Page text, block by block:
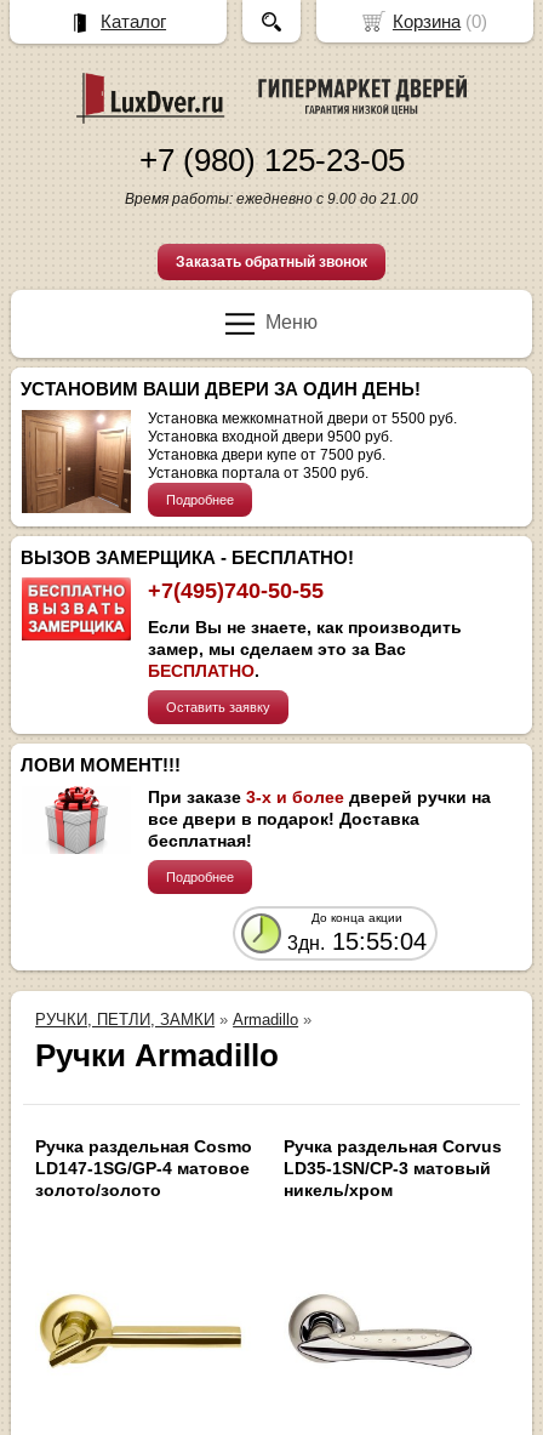
+7 (980) 125-23-05
Время работы: ежедневно с 9.00 до 21.00
Заказать обратный звонок
Меню
УСТАНОВИМ ВАШИ ДВЕРИ ЗА ОДИН ДЕНЬ!
Установка межкомнатной двери от 5500 руб.
Установка входной двери 9500 руб.
Установка двери купе от 7500 руб.
Установка портала от 3500 руб.
Подробнее
ВЫЗОВ ЗАМЕРЩИКА - БЕСПЛАТНО!
+7(495)740-50-55
Если Вы не знаете, как производить
замер, мы сделаем это за Вас
БЕСПЛАТНО.
Оставить заявку
ЛОВИ МОМЕНТ!!!
При заказе3-х и более дверей ручки на
все двери в подарок! Доставка
бесплатная!
Подробнее
До конца акции
3дн. 15:55:04
РУЧКИ, ПЕТЛИ, ЗАМКИ »Armadillo »
Ручки Armadillo
Ручка раздельная Cosmo
LD147-1SG/GP-4 матовое
золото/золото
Ручка раздельная Corvus
LD35-1SN/CP-3 матовый
никель/хром
Корзина(0)
Каталог